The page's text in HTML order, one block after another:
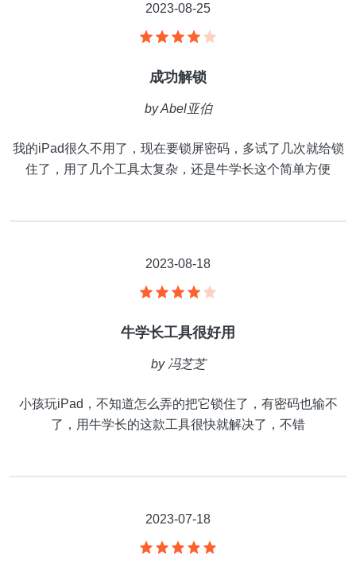
2023-08-25
成功解锁
byAbel亚伯
我的iPad很久不用了，现在要锁屏密码，多试了几次就给锁
住了，用了几个工具太复杂，还是牛学长这个简单方便
2023-08-18
牛学长工具很好用
by 冯芝芝
小孩玩iPad，不知道怎么弄的把它锁住了，有密码也输不
了，用牛学长的这款工具很快就解决了，不错
2023-07-18